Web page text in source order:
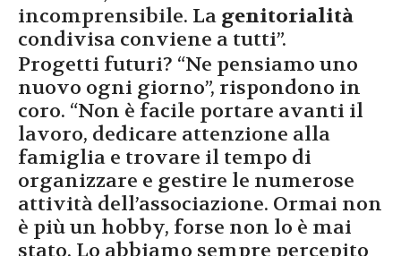
incomprensibile. La genitorialità
condivisa conviene a tutti”.
Progetti futuri? “Ne pensiamo uno
nuovo ogni giorno”, rispondono in
coro. “Non è facile portare avanti il
lavoro, dedicare attenzione alla
famiglia e trovare il tempo di
organizzare e gestire le numerose
attività dell’associazione. Ormai non
è più un hobby, forse non lo è mai